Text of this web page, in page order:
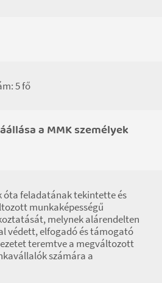
5 fő
a MMK személyek
óta feladatának tekintette és
munkaképességű
melynek alárendelten
védett, elfogadó és támogató
teremtve a megváltozott
számára a